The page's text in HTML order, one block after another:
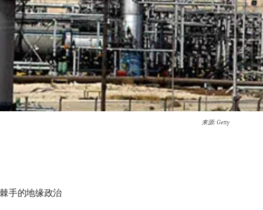
来源: Getty
手的地缘政治